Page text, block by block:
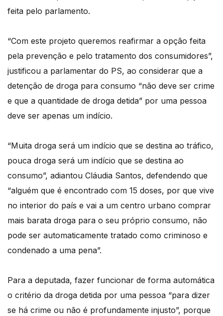
feita pelo parlamento.
“Com este projeto queremos reafirmar a opção feita
pela prevenção e pelo tratamento dos consumidores”,
justificou a parlamentar do PS, ao considerar que a
detenção de droga para consumo “não deve ser crime
e que a quantidade de droga detida” por uma pessoa
deve ser apenas um indício.
“Muita droga será um indício que se destina ao tráfico,
pouca droga será um indício que se destina ao
consumo”, adiantou Cláudia Santos, defendendo que
“alguém que é encontrado com 15 doses, por que vive
no interior do país e vai a um centro urbano comprar
mais barata droga para o seu próprio consumo, não
pode ser automaticamente tratado como criminoso e
condenado a uma pena”.
Para a deputada, fazer funcionar de forma automática
o critério da droga detida por uma pessoa “para dizer
se há crime ou não é profundamente injusto”, porque